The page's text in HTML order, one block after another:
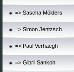
=> Sascha Mölders
=> Simon Jentzsch
=> Paul Verhaegh
=> Gibril Sankoh